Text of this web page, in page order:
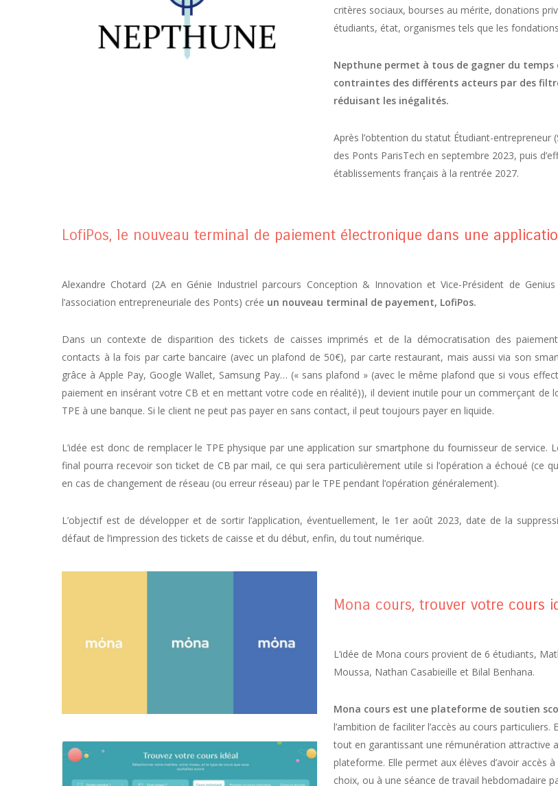
critères sociaux, bourses au mérite, donations
étudiants, état, organismes tels que les
Nepthune permet à tous de gagner du
contraintes des différents acteurs par des
réduisant les inégalités.
Après l’obtention du statut Étudiant-entrepreneur
des Ponts ParisTech en septembre 2023, puis
établissements français à la rentrée 2027.
LofiPos, le nouveau terminal de paiement électronique dans une
Alexandre Chotard (2A en Génie Industriel parcours Conception & Innovation et Vice-Président de
l’association entrepreneuriale des Ponts) crée un nouveau terminal de payement, LofiPos.
Dans un contexte de disparition des tickets de caisses imprimés et de la démocratisation des
contacts à la fois par carte bancaire (avec un plafond de 50€), par carte restaurant, mais aussi via son
grâce à Apple Pay, Google Wallet, Samsung Pay… (« sans plafond » (avec le même plafond que si vous
paiement en insérant votre CB et en mettant votre code en réalité)), il devient inutile pour un commerçant de
TPE à une banque. Si le client ne peut pas payer en sans contact, il peut toujours payer en liquide.
L’idée est donc de remplacer le TPE physique par une application sur smartphone du fournisseur de service.
final pourra recevoir son ticket de CB par mail, ce qui sera particulièrement utile si l’opération a échoué (ce
en cas de changement de réseau (ou erreur réseau) par le TPE pendant l’opération généralement).
L’objectif est de développer et de sortir l’application, éventuellement, le 1er août 2023, date de la
défaut de l’impression des tickets de caisse et du début, enfin, du tout numérique.
Mona cours, trouver votre cours
L’idée de Mona cours provient de 6 étudiants,
Moussa, Nathan Casabieille et Bilal Benhana.
Mona cours est une plateforme de soutien
l’ambition de faciliter l’accès au cours
tout en garantissant une rémunération attractive
plateforme. Elle permet aux élèves d’avoir accès
choix, ou à une séance de travail hebdomadaire